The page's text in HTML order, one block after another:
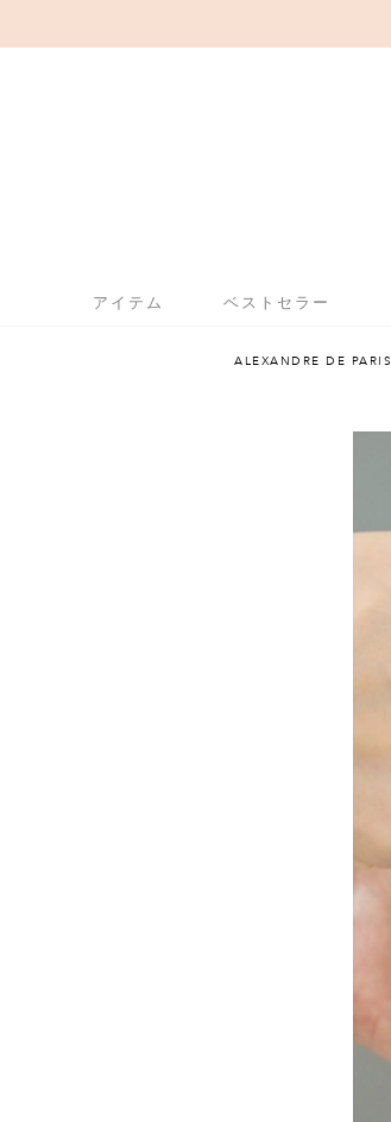
アイテム ベストセラー
ALEXANDRE DE PARIS